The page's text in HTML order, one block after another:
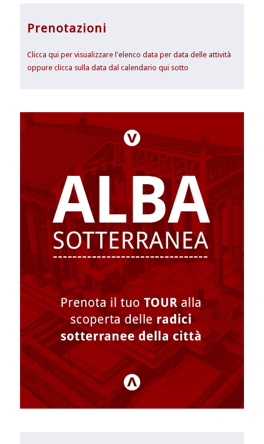
Prenotazioni
Clicca qui per visualizzare l'elenco data per data delle attività
oppure clicca sulla data dal calendario qui sotto